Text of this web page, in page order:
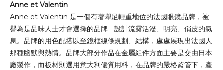
Anne et Valentin
Anne et Valentin 是一個有著舉足輕重地位的法國眼鏡品牌，被
譽為是品味人士才會選擇的品牌，設計流露活潑、明亮、俏皮的氣
息。品牌的用色配搭以至鏡框線條規劃、結構，處處展現出法國人
那種幽默與熱情。品牌大部分作品在金屬組件方面主要是交由日本
廠製作，而板材則選用意大利優質用料，在品牌的嚴格監管下，產